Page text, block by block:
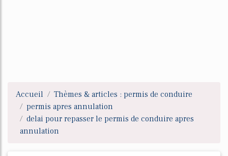
Accueil
Thèmes & articles : permis de conduire
permis apres annulation
delai pour repasser le permis de conduire apres
annulation